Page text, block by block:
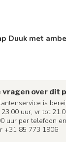
Duuk met
vragen over dit
is
uur, vr tot
uur per telefoon
+31 85 773 1906